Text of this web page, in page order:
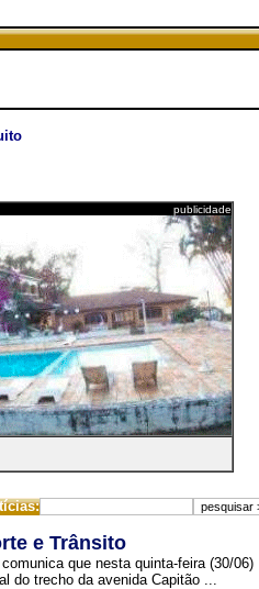
publicidade
e Trânsito
que nesta quinta-feira (30/06)
do trecho da avenida Capitão ...